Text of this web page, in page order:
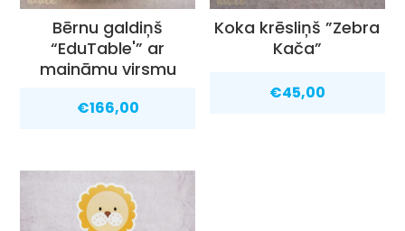
Bērnu galdiņš
“EduTable'” ar
maināmu virsmu
€166,00
Koka krēsliņš ”Zebra
Kača”
€45,00